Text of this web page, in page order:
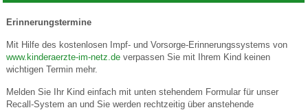
Erinnerungstermine
Mit Hilfe des kostenlosen Impf- und Vorsorge-Erinnerungssystems von
www.kinderaerzte-im-netz.deverpassen Sie mit Ihrem Kind keinen
wichtigen Termin mehr.
Melden Sie Ihr Kind einfach mit unten stehendem Formular für unser
Recall-System an und Sie werden rechtzeitig über anstehende